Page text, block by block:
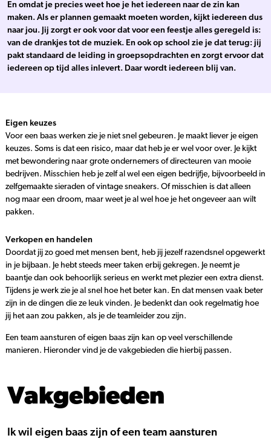
En omdat je precies weet hoe je het iedereen naar de zin kan
maken. Als er plannen gemaakt moeten worden, kijkt iedereen dus
naar jou. Jij zorgt er ook voor dat voor een feestje alles geregeld is:
van de drankjes tot de muziek. En ook op school zie je dat terug: jij
pakt standaard de leiding in groepsopdrachten en zorgt ervoor dat
iedereen op tijd alles inlevert. Daar wordt iedereen blij van.
Eigen keuzes
Voor een baas werken zie je niet snel gebeuren. Je maakt liever je eigen
keuzes. Soms is dat een risico, maar dat heb je er wel voor over. Je kijkt
met bewondering naar grote ondernemers of directeuren van mooie
bedrijven. Misschien heb je zelf al wel een eigen bedrijfje, bijvoorbeeld in
zelfgemaakte sieraden of vintage sneakers. Of misschien is dat alleen
nog maar een droom, maar weet je al wel hoe je het ongeveer aan wilt
pakken.
Verkopen en handelen
Doordat jij zo goed met mensen bent, heb jij jezelf razendsnel opgewerkt
in je bijbaan. Je hebt steeds meer taken erbij gekregen. Je neemt je
baantje dan ook behoorlijk serieus en werkt met plezier een extra dienst.
Tijdens je werk zie je al snel hoe het beter kan. En dat mensen vaak beter
zijn in de dingen die ze leuk vinden. Je bedenkt dan ook regelmatig hoe
jij het aan zou pakken, als je de teamleider zou zijn.
Een team aansturen of eigen baas zijn kan op veel verschillende
manieren. Hieronder vind je de vakgebieden die hierbij passen.
Vakgebieden
Ik wil eigen baas zijn of een team aansturen